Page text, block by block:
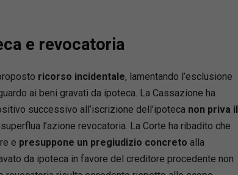
e revocatoria
ricorso incidentale, lamentando l’esclusione
ai beni gravati da ipoteca. La Cassazione ha
successivo all’iscrizione dell’ipotecanon priva il
l’azione revocatoria. La Corte ha ribadito che
e presuppone un pregiudizio concreto alla
da ipoteca in favore del creditore procedente non